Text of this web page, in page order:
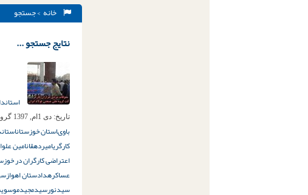
خانه > جستجو
نتایج جستجو ...
تاریخ: دی 1ام, 1397
باوىاستان خوزستان
کارگریامیردهقانامین
اعتراضی کارگران در
عساکرهدادستان اهواز
سیدنورسیدمجیدموسوی